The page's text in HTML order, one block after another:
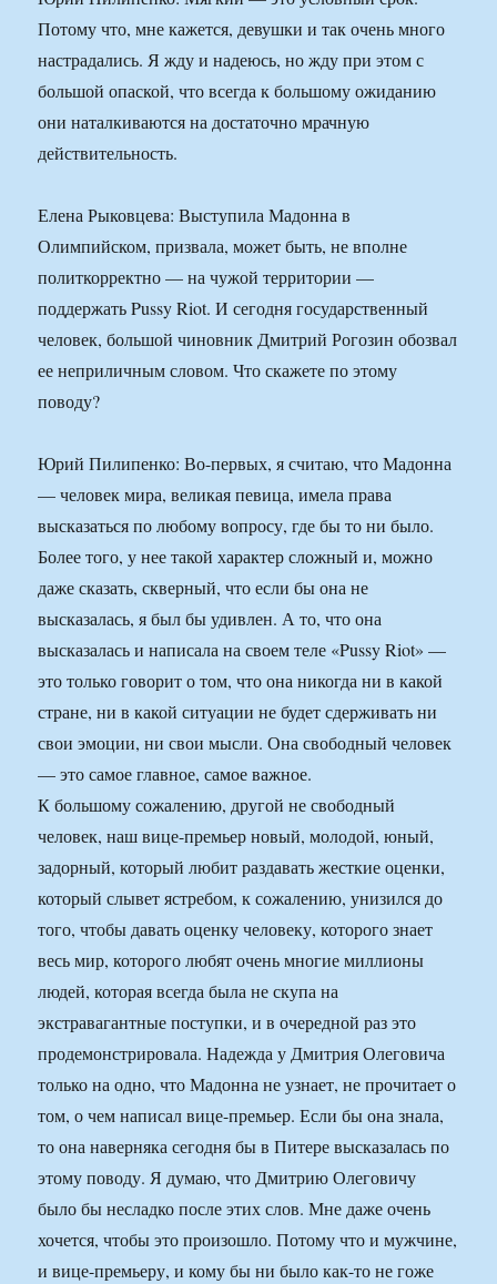
Потому что, мне кажется, девушки и так очень много
настрадались. Я жду и надеюсь, но жду при этом с
большой опаской, что всегда к большому ожиданию
они наталкиваются на достаточно мрачную
действительность.
Елена Рыковцева: Выступила Мадонна в
Олимпийском, призвала, может быть, не вполне
политкорректно — на чужой территории —
поддержать Pussy Riot. И сегодня государственный
человек, большой чиновник Дмитрий Рогозин обозвал
ее неприличным словом. Что скажете по этому
поводу?
Юрий Пилипенко: Во-первых, я считаю, что Мадонна
— человек мира, великая певица, имела права
высказаться по любому вопросу, где бы то ни было.
Более того, у нее такой характер сложный и, можно
даже сказать, скверный, что если бы она не
высказалась, я был бы удивлен. А то, что она
высказалась и написала на своем теле «Pussy Riot» —
это только говорит о том, что она никогда ни в какой
стране, ни в какой ситуации не будет сдерживать ни
свои эмоции, ни свои мысли. Она свободный человек
— это самое главное, самое важное.
К большому сожалению, другой не свободный
человек, наш вице-премьер новый, молодой, юный,
задорный, который любит раздавать жесткие оценки,
который слывет ястребом, к сожалению, унизился до
того, чтобы давать оценку человеку, которого знает
весь мир, которого любят очень многие миллионы
людей, которая всегда была не скупа на
экстравагантные поступки, и в очередной раз это
продемонстрировала. Надежда у Дмитрия Олеговича
только на одно, что Мадонна не узнает, не прочитает о
том, о чем написал вице-премьер. Если бы она знала,
то она наверняка сегодня бы в Питере высказалась по
этому поводу. Я думаю, что Дмитрию Олеговичу
было бы несладко после этих слов. Мне даже очень
хочется, чтобы это произошло. Потому что и мужчине,
и вице-премьеру, и кому бы ни было как-то не гоже